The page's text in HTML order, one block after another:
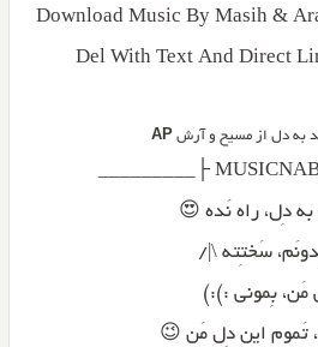
Download Music By Masih &
Del With Text And Direct
به دل از مسیح و آرشAP
به دِل، راه نَده 😍
سَختِته \|/
مَن، بِمونی :):)
تَموم این دِل مَن 😉